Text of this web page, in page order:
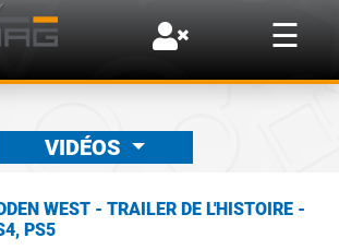
☰
×
VIDÉOS
WEST - TRAILER DE L'HISTOIRE -
PS5